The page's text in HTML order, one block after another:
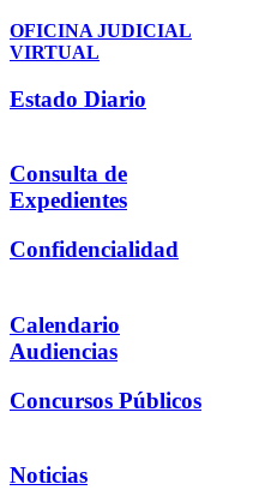
OFICINA JUDICIAL
VIRTUAL
Estado Diario
Consulta de
Expedientes
Confidencialidad
Calendario
Audiencias
Concursos Públicos
Noticias